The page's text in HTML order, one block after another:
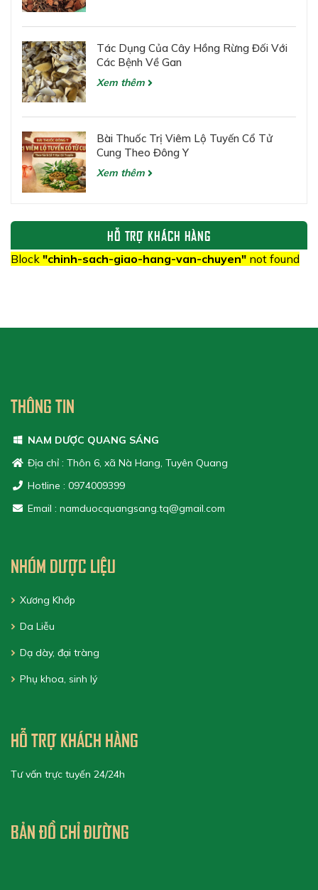
Tác Dụng Của Cây Hồng Rừng Đối Với
Các Bệnh Về Gan
Xem thêm
Bài Thuốc Trị Viêm Lộ Tuyến Cổ Tử
Cung Theo Đông Y
Xem thêm
HỖ TRỢ KHÁCH HÀNG
Block "chinh-sach-giao-hang-van-chuyen" not found
THÔNG TIN
NAM DƯỢC QUANG SÁNG
Địa chỉ : Thôn 6, xã Nà Hang, Tuyên Quang
Hotline : 0974009399
Email : namduocquangsang.tq@gmail.com
NHÓM DƯỢC LIỆU
Xương Khớp
Da Liễu
Dạ dày, đại tràng
Phụ khoa, sinh lý
HỖ TRỢ KHÁCH HÀNG
Tư vấn trực tuyến 24/24h
BẢN ĐỒ CHỈ ĐƯỜNG